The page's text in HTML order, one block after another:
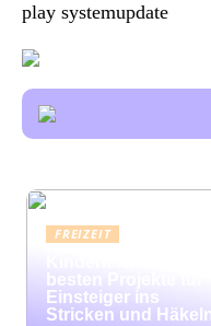
play systemupdate
FREIZEIT
besten Projekte für
Einsteiger ins
Stricken und Häkeln